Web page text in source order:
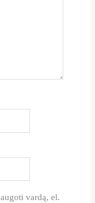
vardą, el.